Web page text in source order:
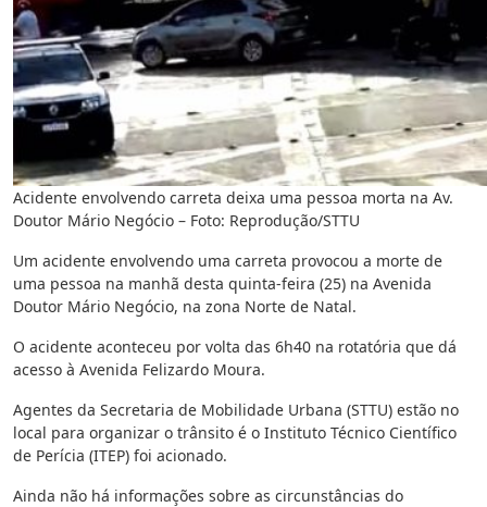
Acidente envolvendo carreta deixa uma pessoa morta na Av.
Doutor Mário Negócio – Foto: Reprodução/STTU
Um acidente envolvendo uma carreta provocou a morte de
uma pessoa na manhã desta quinta-feira (25) na Avenida
Doutor Mário Negócio, na zona Norte de Natal.
O acidente aconteceu por volta das 6h40 na rotatória que dá
acesso à Avenida Felizardo Moura.
Agentes da Secretaria de Mobilidade Urbana (STTU) estão no
local para organizar o trânsito é o Instituto Técnico Científico
de Perícia (ITEP) foi acionado.
Ainda não há informações sobre as circunstâncias do